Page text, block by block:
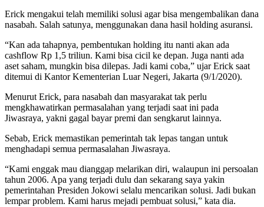
Erick mengakui telah memiliki solusi agar bisa mengembalikan dana
nasabah. Salah satunya, menggunakan dana hasil holding asuransi.
“Kan ada tahapnya, pembentukan holding itu nanti akan ada
cashflow Rp 1,5 triliun. Kami bisa cicil ke depan. Juga nanti ada
aset saham, mungkin bisa dilepas. Jadi kami coba,” ujar Erick saat
ditemui di Kantor Kementerian Luar Negeri, Jakarta (9/1/2020).
Menurut Erick, para nasabah dan masyarakat tak perlu
mengkhawatirkan permasalahan yang terjadi saat ini pada
Jiwasraya, yakni gagal bayar premi dan sengkarut lainnya.
Sebab, Erick memastikan pemerintah tak lepas tangan untuk
menghadapi semua permasalahan Jiwasraya.
“Kami enggak mau dianggap melarikan diri, walaupun ini persoalan
tahun 2006. Apa yang terjadi dulu dan sekarang saya yakin
pemerintahan Presiden Jokowi selalu mencarikan solusi. Jadi bukan
lempar problem. Kami harus mejadi pembuat solusi,” kata dia.